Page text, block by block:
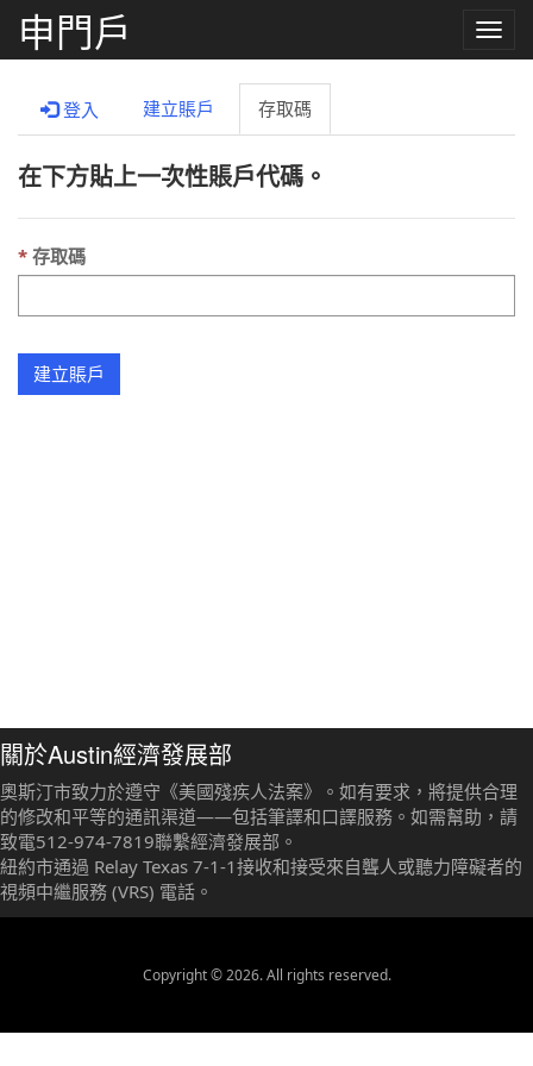
申門戶
Toggle
登入 建立賬戶 存取碼
在下方貼上一次性賬戶代碼。
存取碼
建立賬戶
關於Austin經濟發展部
奧斯汀市致力於遵守《美國殘疾人法案》。如有要求，將提供合理
的修改和平等的通訊渠道——包括筆譯和口譯服務。如需幫助，請
致電512-974-7819聯繫經濟發展部。
紐約市通過 Relay Texas 7-1-1接收和接受來自聾人或聽力障礙者的
視頻中繼服務 (VRS) 電話。
Copyright © 2026. All rights reserved.